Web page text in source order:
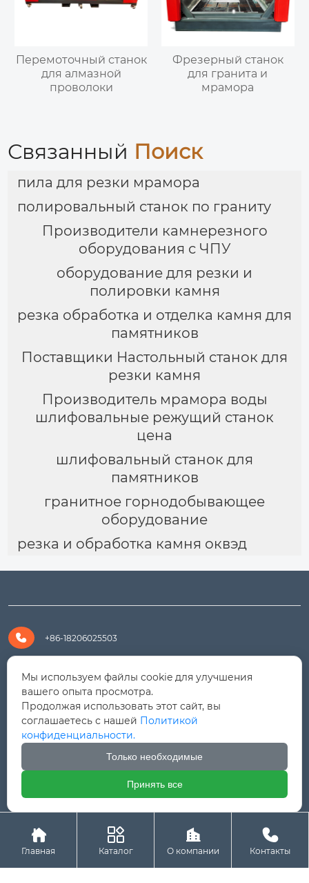
Перемоточный станок
для алмазной
проволоки
Фрезерный станок
для гранита и
мрамора
Связанный Поиск
пила для резки мрамора
полировальный станок по граниту
Производители камнерезного
оборудования с ЧПУ
оборудование для резки и
полировки камня
резка обработка и отделка камня для
памятников
Поставщики Настольный станок для
резки камня
Производитель мрамора воды
шлифовальные режущий станок
цена
шлифовальный станок для
памятников
гранитное горнодобывающее
оборудование
резка и обработка камня оквэд
 +86-18206025503
 +8618206025503
 yanali@hualongm.com

351144, Китай, пров.Фуцзянь, г. Путянь, район Личэн,
промышленная зона Хуанши

Авторское право © ООО "Fujian Province HuaLong

Главная

Каталог

О компании

Контакты
Мы используем файлы cookie для улучшения
вашего опыта просмотра.
Продолжая использовать этот сайт, вы
соглашаетесь с нашей Политикой
конфиденциальности.
Только необходимые
Принять все